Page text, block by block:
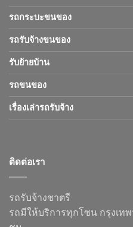
รถกระบะขนของ
รถรับจ้างขนของ
รับย้ายบ้าน
รถขนของ
เรื่องเล่ารถรับจ้าง
ติดต่อเรา
รถรับจ้างชาตรี
รถมีให้บริการทุกโซน กรุงเท